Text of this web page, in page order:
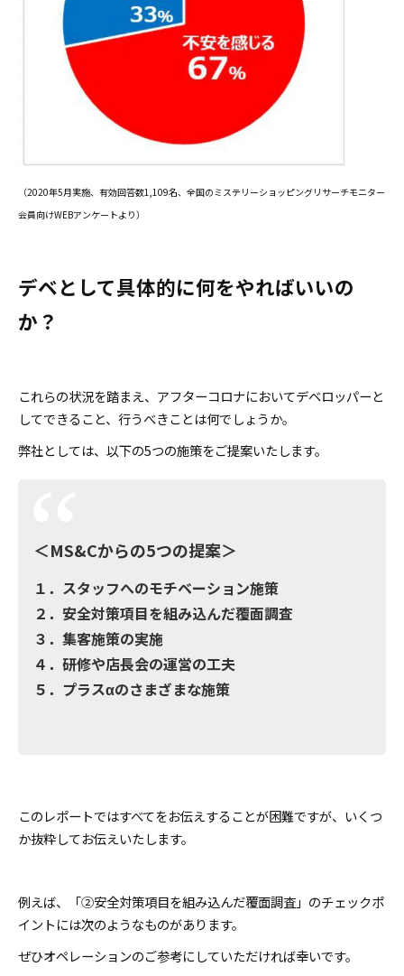
（2020年5月実施、有効回答数1,109名、全国のミステリーショッピングリサーチモニター
会員向けWEBアンケートより）
デベとして具体的に何をやればいいの
か？
これらの状況を踏まえ、アフターコロナにおいてデベロッパーと
してできること、行うべきことは何でしょうか。
弊社としては、以下の5つの施策をご提案いたします。
＜MS&Cからの5つの提案＞
１．スタッフへのモチベーション施策
２．安全対策項目を組み込んだ覆面調査
３．集客施策の実施
４．研修や店長会の運営の工夫
５．プラスαのさまざまな施策
このレポートではすべてをお伝えすることが困難ですが、いくつ
か抜粋してお伝えいたします。
例えば、「②安全対策項目を組み込んだ覆面調査」のチェックポ
イントには次のようなものがあります。
ぜひオペレーションのご参考にしていただければ幸いです。